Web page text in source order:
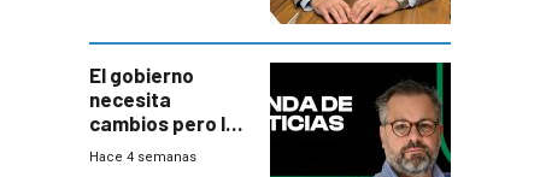
El gobierno
necesita
cambios pero los
ministros tienen
Hace 4 semanas